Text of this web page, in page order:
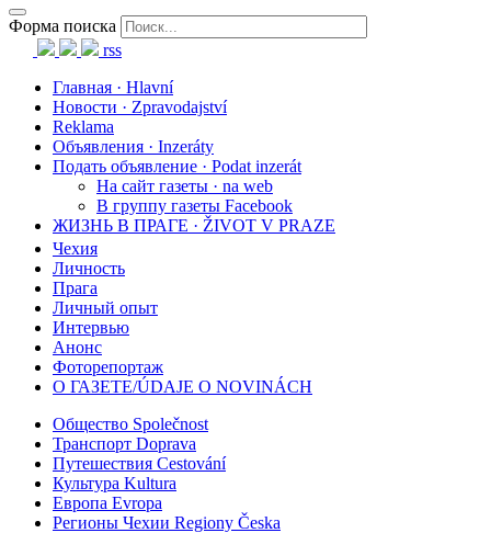
Форма поиска
rss
Главная · Hlavní
Новости · Zpravodajství
Reklama
Объявления · Inzeráty
Подать объявление · Podat inzerát
На сайт газеты · na web
В группу газеты Facebook
ЖИЗНЬ В ПРАГЕ · ŽIVOT V PRAZE
Чехия
Личность
Прага
Личный опыт
Интервью
Анонс
Фоторепортаж
О ГАЗЕТЕ/ÚDAJE O NOVINÁCH
Общество Společnost
Транспорт Doprava
Путешествия Cestování
Культура Kultura
Европа Evropa
Регионы Чехии Regiony Česka